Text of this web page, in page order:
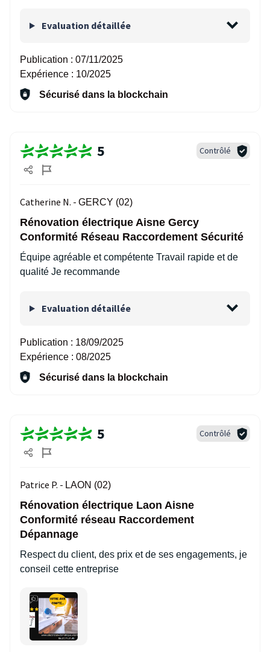
Evaluation détaillée
Publication : 07/11/2025
Expérience : 10/2025
Sécurisé dans la blockchain
5 Contrôlé
Catherine N. - GERCY (02)
Rénovation électrique Aisne Gercy
Conformité Réseau Raccordement Sécurité
Équipe agréable et compétente Travail rapide et de
qualité Je recommande
Evaluation détaillée
Publication : 18/09/2025
Expérience : 08/2025
Sécurisé dans la blockchain
5 Contrôlé
Patrice P. - LAON (02)
Rénovation électrique Laon Aisne
Conformité réseau Raccordement
Dépannage
Respect du client, des prix et de ses engagements, je
conseil cette entreprise